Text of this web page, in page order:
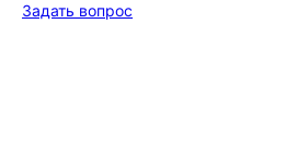
Задать вопрос